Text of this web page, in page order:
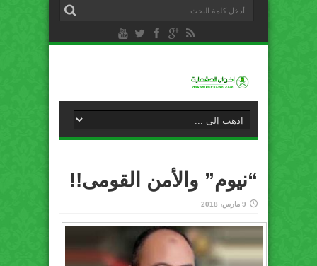
“نيوم” والأمن القومى!!
9 مارس، 2018